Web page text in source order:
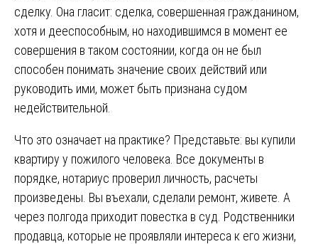
сделку. Она гласит: сделка, совершенная гражданином,
хотя и дееспособным, но находившимся в момент ее
совершения в таком состоянии, когда он не был
способен понимать значение своих действий или
руководить ими, может быть признана судом
недействительной.
Что это означает на практике? Представьте: вы купили
квартиру у пожилого человека. Все документы в
порядке, нотариус проверил личность, расчеты
произведены. Вы въехали, сделали ремонт, живете. А
через полгода приходит повестка в суд. Родственники
продавца, которые не проявляли интереса к его жизни,